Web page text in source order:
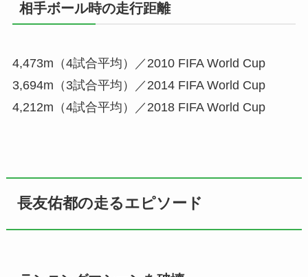
相手ボール時の走行距離
4,473m（4試合平均）／2010 FIFA World Cup
3,694m（3試合平均）／2014 FIFA World Cup
4,212m（4試合平均）／2018 FIFA World Cup
長友佑都の走るエピソード